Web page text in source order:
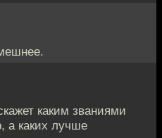
каким званиями
а каких лучше